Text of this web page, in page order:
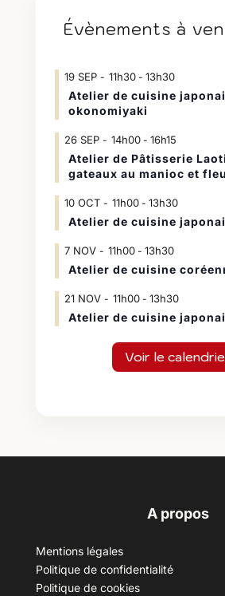
Évènements à
19 SEP 11h30- 13h30
Atelier de cuisine
okonomiyaki
26 SEP 14h00- 16h15
Atelier de Pâtisserie
gateaux au manioc et
10 OCT 11h00- 13h30
Atelier de cuisine
7 NOV 11h00- 13h30
Atelier de cuisine
21 NOV 11h00- 13h30
Atelier de cuisine
Voir le
A propos
Mentions légales
Politique de confidentialité
Politique de cookies